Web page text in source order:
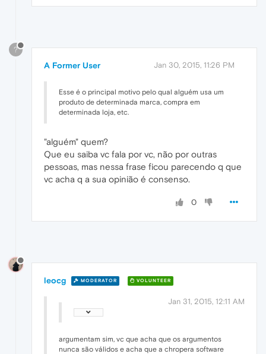
?
A Former User Jan 30, 2015, 11:26 PM
Esse é o principal motivo pelo qual alguém usa um
produto de determinada marca, compra em
determinada loja, etc.
"alguém" quem?
Que eu saiba vc fala por vc, não por outras
pessoas, mas nessa frase ficou parecendo q que
vc acha q a sua opinião é consenso.
0
leocg MODERATOR VOLUNTEER
Jan 31, 2015, 12:11 AM
argumentam sim, vc que acha que os argumentos
nunca são válidos e acha que a chropera software